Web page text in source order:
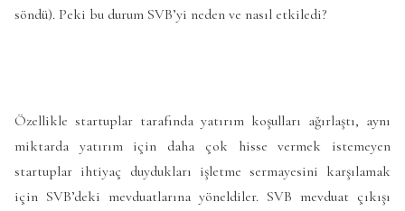
söndü). Peki bu durum SVB’yi neden ve nasıl etkiledi?
Özellikle startuplar tarafında yatırım koşulları ağırlaştı, aynı
miktarda yatırım için daha çok hisse vermek istemeyen
startuplar ihtiyaç duydukları işletme sermayesini karşılamak
için SVB’deki mevduatlarına yöneldiler. SVB mevduat çıkışı